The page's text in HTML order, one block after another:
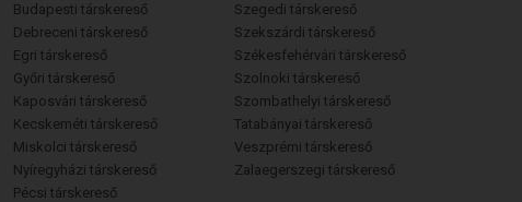
Budapesti társkereső
Debreceni társkereső
Egri társkereső
Győri társkereső
Kaposvári társkereső
Kecskeméti társkereső
Miskolci társkereső
Nyíregyházi társkereső
Pécsi társkereső
Szegedi társkereső
Szekszárdi társkereső
Székesfehérvári társkereső
Szolnoki társkereső
Szombathelyi társkereső
Tatabányai társkereső
Veszprémi társkereső
Zalaegerszegi társkereső